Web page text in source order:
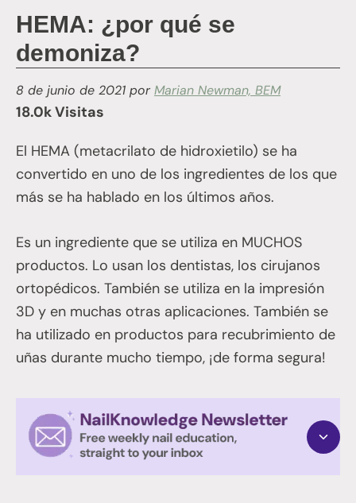
HEMA: ¿por qué se
demoniza?
8 de junio de 2021 porMarian Newman, BEM
18.0k Visitas
El HEMA (metacrilato de hidroxietilo) se ha
convertido en uno de los ingredientes de los que
más se ha hablado en los últimos años.
Es un ingrediente que se utiliza en MUCHOS
productos. Lo usan los dentistas, los cirujanos
ortopédicos. También se utiliza en la impresión
3D y en muchas otras aplicaciones. También se
ha utilizado en productos para recubrimiento de
uñas durante mucho tiempo, ¡de forma segura!